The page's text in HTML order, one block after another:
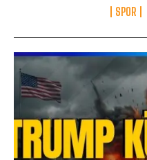
SPOR